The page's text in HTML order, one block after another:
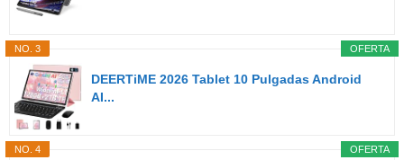
OFERTA
NO. 3
DEERTiME 2026 Tablet 10 Pulgadas Android
AI...
OFERTA
NO. 4